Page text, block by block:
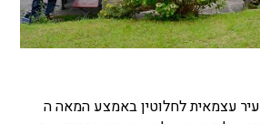
עצמאית לחלוטין באמצע המאה ה